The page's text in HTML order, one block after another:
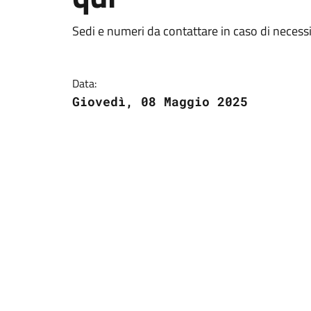
Sedi e numeri da contattare in caso di
Data:
Giovedì, 08 Maggio 2025